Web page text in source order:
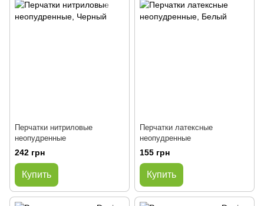
Перчатки нитриловые
неопудренные
242 грн
Купить
Перчатки латексные
неопудренные
155 грн
Купить